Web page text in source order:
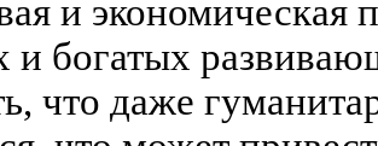
и экономическая
и богатых
что даже